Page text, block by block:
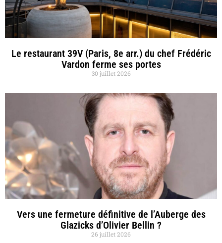
Le restaurant 39V (Paris, 8e arr.) du chef Frédéric
Vardon ferme ses portes
30 juillet 2026
Vers une fermeture définitive de l’Auberge des
Glazicks d’Olivier Bellin ?
26 juillet 2026